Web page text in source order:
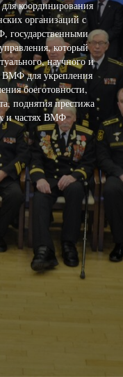
координирования
организаций с
государственными
который
научного и
ВМФ для укрепления
боеготовности,
поднятия престижа
и частях ВМФ